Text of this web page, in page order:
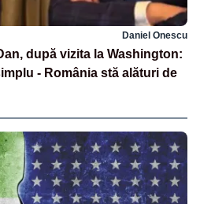
Daniel Onescu
după vizita la Washington:
- România stă alături de